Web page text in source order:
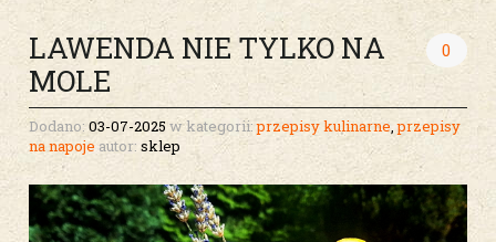
LAWENDA NIE TYLKO NA
MOLE
0
Dodano: 03-07-2025 w kategorii:przepisy kulinarne ,przepisy
na napoje autor: sklep